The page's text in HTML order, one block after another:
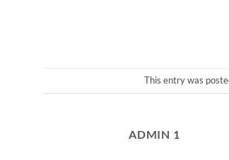
This entry was
ADMIN 1